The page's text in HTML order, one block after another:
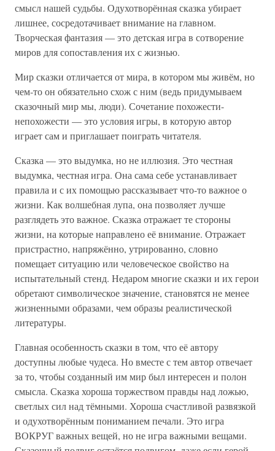
смысл нашей судьбы. Одухотворённая сказка убирает
лишнее, сосредотачивает внимание на главном.
Творческая фантазия — это детская игра в сотворение
миров для сопоставления их с жизнью.
Мир сказки отличается от мира, в котором мы живём, но
чем-то он обязательно схож с ним (ведь придумываем
сказочный мир мы, люди). Сочетание похожести-
непохожести — это условия игры, в которую автор
играет сам и приглашает поиграть читателя.
Сказка — это выдумка, но не иллюзия. Это честная
выдумка, честная игра. Она сама себе устанавливает
правила и с их помощью рассказывает что-то важное о
жизни. Как волшебная лупа, она позволяет лучше
разглядеть это важное. Сказка отражает те стороны
жизни, на которые направлено её внимание. Отражает
пристрастно, напряжённо, утрированно, словно
помещает ситуацию или человеческое свойство на
испытательный стенд. Недаром многие сказки и их герои
обретают символическое значение, становятся не менее
жизненными образами, чем образы реалистической
литературы.
Главная особенность сказки в том, что её автору
доступны любые чудеса. Но вместе с тем автор отвечает
за то, чтобы созданный им мир был интересен и полон
смысла. Сказка хороша торжеством правды над ложью,
светлых сил над тёмными. Хороша счастливой развязкой
и одухотворённым пониманием печали. Это игра
ВОКРУГ важных вещей, но не игра важными вещами.